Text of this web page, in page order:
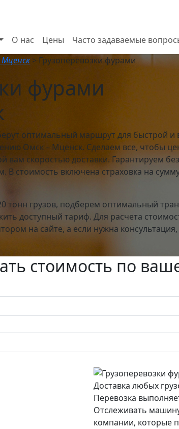
О нас Цены Часто задаваемые
Мценск> Грузоперевозки фурами
фурами
оптимальный маршрут для быстрой и
Омск – Мценск. Сделаем все, чтобы
вам скоростью доставки. Гарантируем
В стоимость включена страховка на
тонн грузов, подберем оптимальный
доступный тариф. Для расчета
на сайте, а если нужна
стоимость по
Доставка любых
Перевозка
Отслеживать
компании, которые